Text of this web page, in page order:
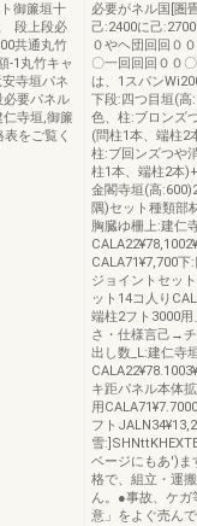
御簾垣十
段上段必
共通丸竹
-1丸竹キャ
寺垣パネ
必要パネル
仁寺垣,御簾
をご覧く
必要がネル国[圏
己:2400に己
０やヘ団回回０
〇一回回回００
は、1スパン
下段:四つ目垣(高
色、柱:ブロンズ
(問柱1本、端柱2
柱:ブ回ンズつや
柱1本、端柱2本
金閣寺垣(高
隅)セット種類部
胸臓ゆ柵上:建仁
CALA71¥7,700下
ジョイントセッ
ット14コ人り
端柱2フト3000
さ・仕様言己→
出し数_L:建仁寺
キ距パネル本体
用
フト
雪
ベージにもあ')ま
格で、組立・運
ん。●事故、ケガ
意」をよぐ売ん